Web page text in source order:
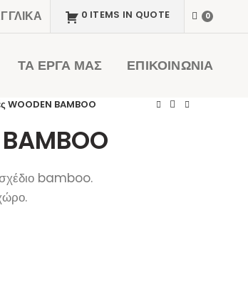
0 ITEMS IN QUOTE 0
ΤΑ ΕΡΓΑ ΜΑΣ ΕΠΙΚΟΙΝΩΝΙΑ
WOODEN BAMBOO
bamboo.